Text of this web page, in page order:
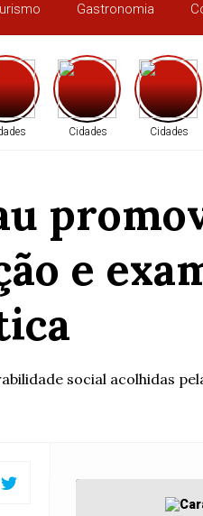
Gastronomia
Cidades Cidades
e
social acolhidas